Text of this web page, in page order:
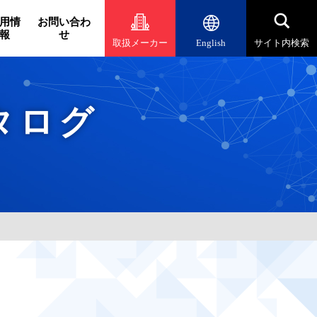
情
報
お問い合わ
せ
取扱メーカー English サイト内検索
ログ